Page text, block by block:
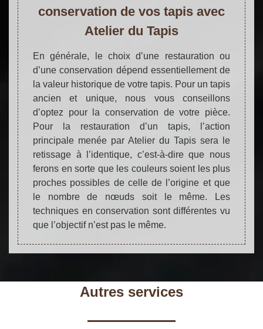
conservation de vos tapis avec
Atelier du Tapis
En générale, le choix d’une restauration ou
d’une conservation dépend essentiellement de
la valeur historique de votre tapis. Pour un tapis
ancien et unique, nous vous conseillons
d’optez pour la conservation de votre pièce.
Pour la restauration d’un tapis, l’action
principale menée par Atelier du Tapis sera le
retissage à l’identique, c’est-à-dire que nous
ferons en sorte que les couleurs soient les plus
proches possibles de celle de l’origine et que
le nombre de nœuds soit le même. Les
techniques en conservation sont différentes vu
que l’objectif n’est pas le même.
Autres services